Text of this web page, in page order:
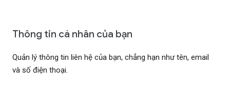
Thông tin cá nhân của bạn
Quản lý thông tin liên hệ của bạn, chẳng hạn như tên, email
và số điện thoại.